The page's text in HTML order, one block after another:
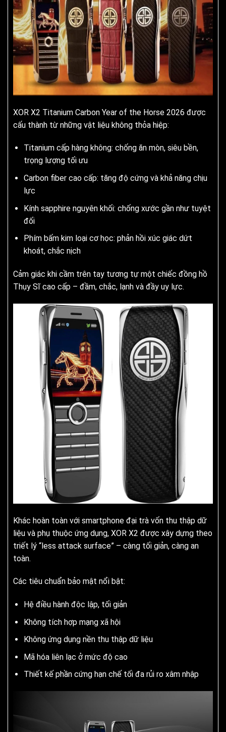
XOR X2 Titanium Carbon Year of the Horse 2026 được
cấu thành từ những vật liệu không thỏa hiệp:
Titanium cấp hàng không: chống ăn mòn, siêu bền,
trọng lượng tối ưu
Carbon fiber cao cấp: tăng độ cứng và khả năng chịu
lực
Kính sapphire nguyên khối: chống xước gần như tuyệt
đối
Phím bấm kim loại cơ học: phản hồi xúc giác dứt
khoát, chắc nịch
Cảm giác khi cầm trên tay tương tự một chiếc đồng hồ
Thụy Sĩ cao cấp – đầm, chắc, lạnh và đầy uy lực.
Khác hoàn toàn với smartphone đại trà vốn thu thập dữ
liệu và phụ thuộc ứng dụng, XOR X2 được xây dựng theo
triết lý “less attack surface” – càng tối giản, càng an
toàn.
Các tiêu chuẩn bảo mật nổi bật:
Hệ điều hành độc lập, tối giản
Không tích hợp mạng xã hội
Không ứng dụng nền thu thập dữ liệu
Mã hóa liên lạc ở mức độ cao
Thiết kế phần cứng hạn chế tối đa rủi ro xâm nhập